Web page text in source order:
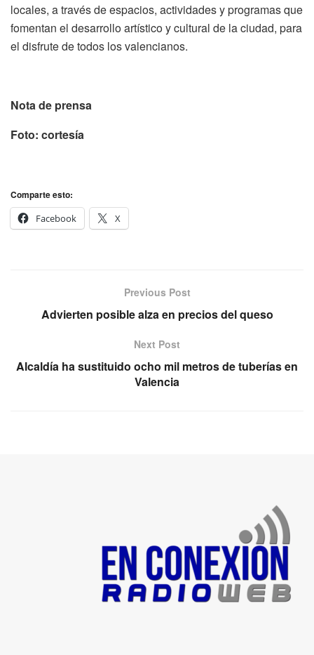
locales, a través de espacios, actividades y programas que
fomentan el desarrollo artístico y cultural de la ciudad, para
el disfrute de todos los valencianos.
Nota de prensa
Foto: cortesía
Comparte esto:
Facebook
X
Previous Post
Advierten posible alza en precios del queso
Next Post
Alcaldía ha sustituido ocho mil metros de tuberías en
Valencia